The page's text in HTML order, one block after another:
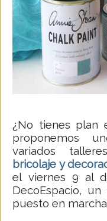
¿No tienes plan
proponemos
variados
bricolaje y
el viernes 9 al
DecoEspacio,
puesto en